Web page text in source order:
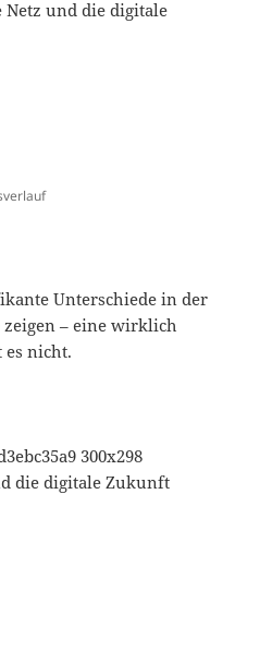
Unterschiede in der
– eine wirklich
es nicht.